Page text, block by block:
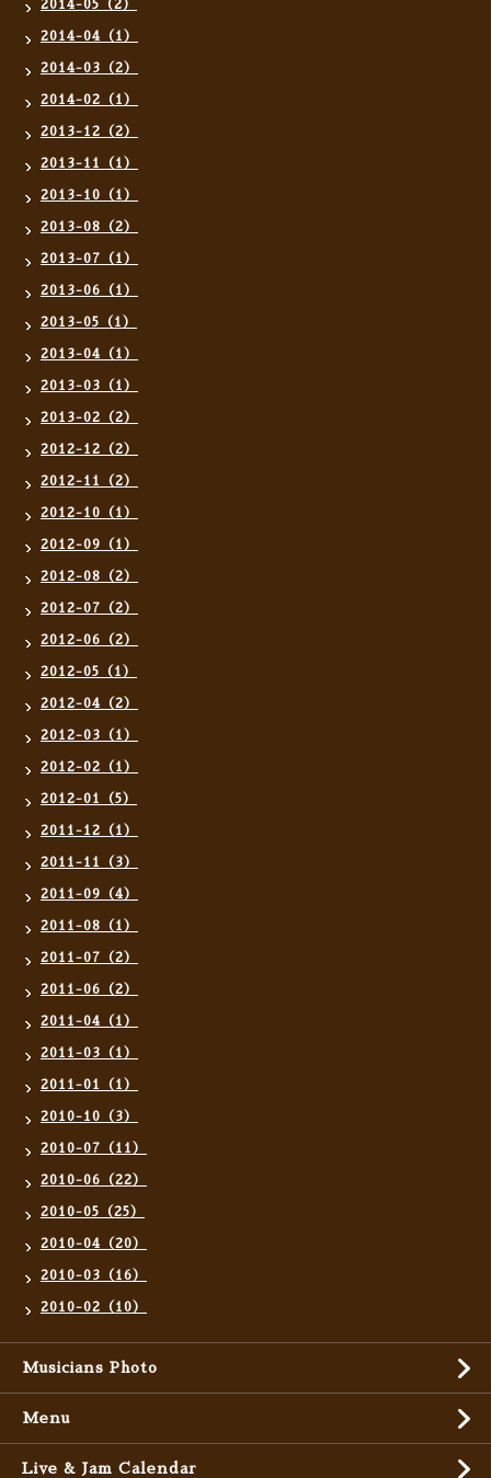
2014-05（2）
2014-04（1）
2014-03（2）
2014-02（1）
2013-12（2）
2013-11（1）
2013-10（1）
2013-08（2）
2013-07（1）
2013-06（1）
2013-05（1）
2013-04（1）
2013-03（1）
2013-02（2）
2012-12（2）
2012-11（2）
2012-10（1）
2012-09（1）
2012-08（2）
2012-07（2）
2012-06（2）
2012-05（1）
2012-04（2）
2012-03（1）
2012-02（1）
2012-01（5）
2011-12（1）
2011-11（3）
2011-09（4）
2011-08（1）
2011-07（2）
2011-06（2）
2011-04（1）
2011-03（1）
2011-01（1）
2010-10（3）
2010-07（11）
2010-06（22）
2010-05（25）
2010-04（20）
2010-03（16）
2010-02（10）
Musicians Photo
Menu
Live & Jam Calendar